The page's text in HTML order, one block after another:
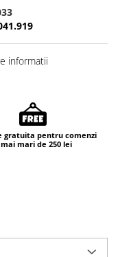
informatii
gratuita pentru comenzi
mai mari de 250 lei